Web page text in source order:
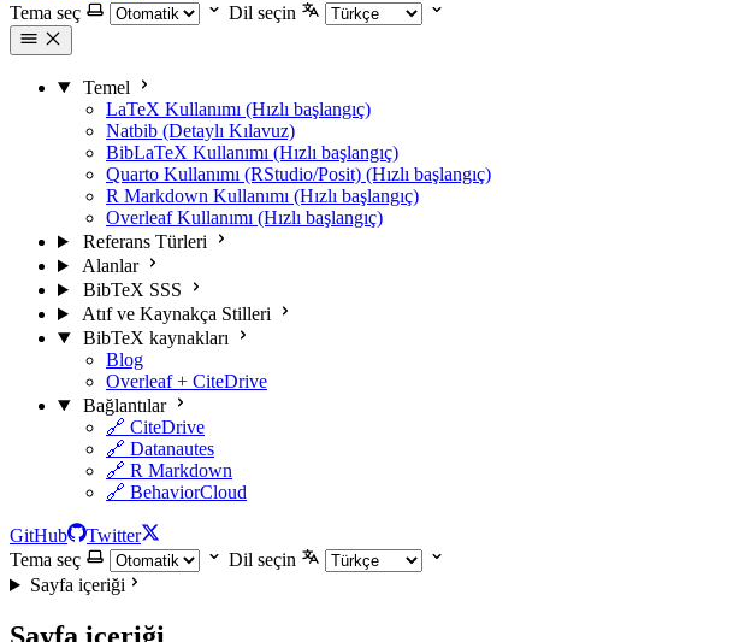
Tema seç
Dil seçin
Temel
LaTeX Kullanımı (Hızlı başlangıç)
Natbib (Detaylı Kılavuz)
BibLaTeX Kullanımı (Hızlı başlangıç)
Quarto Kullanımı (RStudio/Posit) (Hızlı başlangıç)
R Markdown Kullanımı (Hızlı başlangıç)
Overleaf Kullanımı (Hızlı başlangıç)
Referans Türleri
Alanlar
BibTeX SSS
Atıf ve Kaynakça Stilleri
BibTeX kaynakları
Blog
Overleaf + CiteDrive
Bağlantılar
🔗 CiteDrive
🔗 Datanautes
🔗 R Markdown
🔗 BehaviorCloud
GitHub
Twitter
Tema seç
Dil seçin
Sayfa içeriği